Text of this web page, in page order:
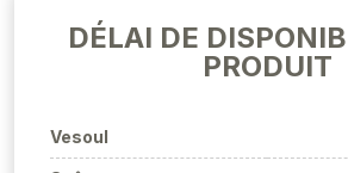
DÉLAI DE
PRODUIT
Vesoul